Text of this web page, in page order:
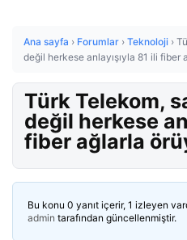
Ana sayfa › Forumlar › Teknoloji ›
değil herkese anlayışıyla 81 ili fiber
Türk Telekom,
değil herkese
fiber ağlarla
Bu konu 0 yanıt içerir, 1 izleyen
admin tarafından güncellenmiştir.